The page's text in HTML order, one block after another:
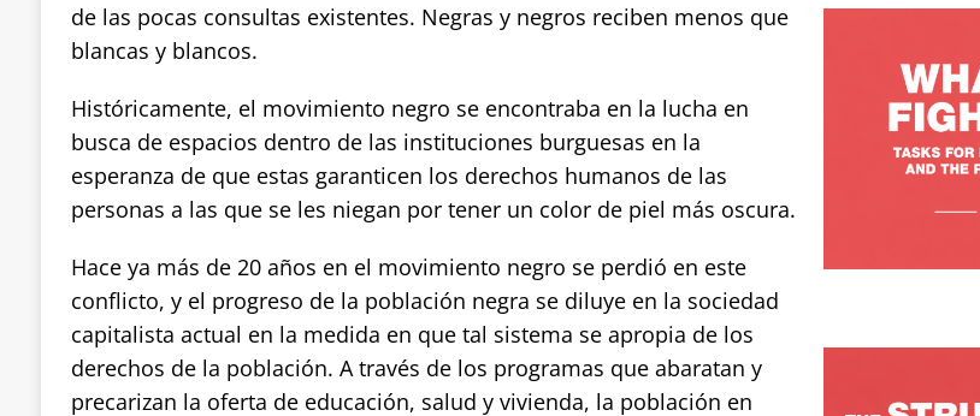
de las pocas consultas existentes. Negras y negros reciben menos que
blancas y blancos.
Históricamente, el movimiento negro se encontraba en la lucha en
busca de espacios dentro de las instituciones burguesas en la
esperanza de que estas garanticen los derechos humanos de las
personas a las que se les niegan por tener un color de piel más oscura.
Hace ya más de 20 años en el movimiento negro se perdió en este
conflicto, y el progreso de la población negra se diluye en la sociedad
capitalista actual en la medida en que tal sistema se apropia de los
derechos de la población. A través de los programas que abaratan y
precarizan la oferta de educación, salud y vivienda, la población en